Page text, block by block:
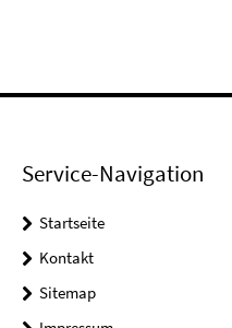
Service-Navigation
Startseite
Kontakt
Sitemap